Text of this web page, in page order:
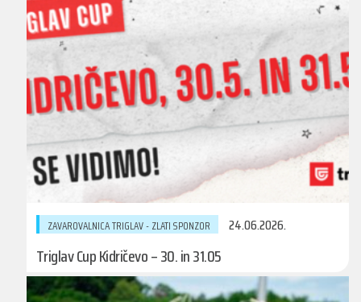
ZAVAROVALNICA TRIGLAV - ZLATI SPONZOR 24.06.2026.
Triglav Cup Kidričevo – 30. in 31.05